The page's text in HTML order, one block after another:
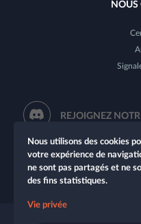
NOUS
REJOIGNEZ
Nous utilisons des cookies
votre expérience de
ne sont pas partagés et ne
des fins statistiques.
Vie privée